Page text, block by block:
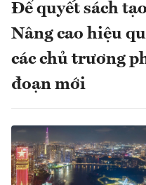
Để quyết sách
Nâng cao hiệu
các chủ trương
đoạn mới